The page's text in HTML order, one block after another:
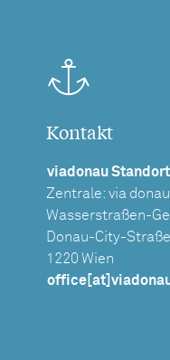
Kontakt
viadonau
Zentrale: via
Wasserstraßen-
Donau-City-Straße
1220 Wien